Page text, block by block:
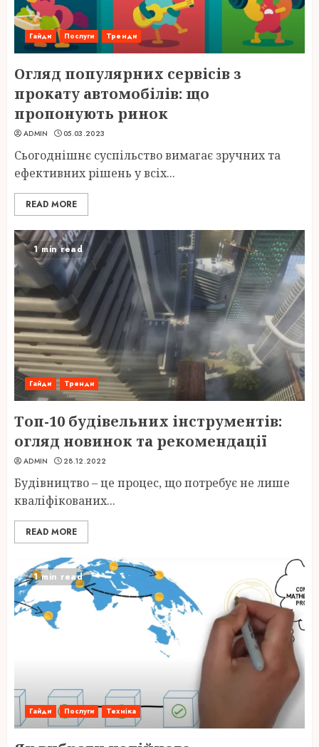
Гайди Послуги Тренди
Огляд популярних сервісів з
прокату автомобілів: що
пропонують ринок
ADMIN 05.03.2023
Сьогоднішнє суспільство вимагає зручних та
ефективних рішень у всіх...
READ MORE
1 min read
Гайди Тренди
Топ-10 будівельних інструментів:
огляд новинок та рекомендації
ADMIN 28.12.2022
Будівництво – це процес, що потребує не лише
кваліфікованих...
READ MORE
1 min read
Гайди Послуги Техніка